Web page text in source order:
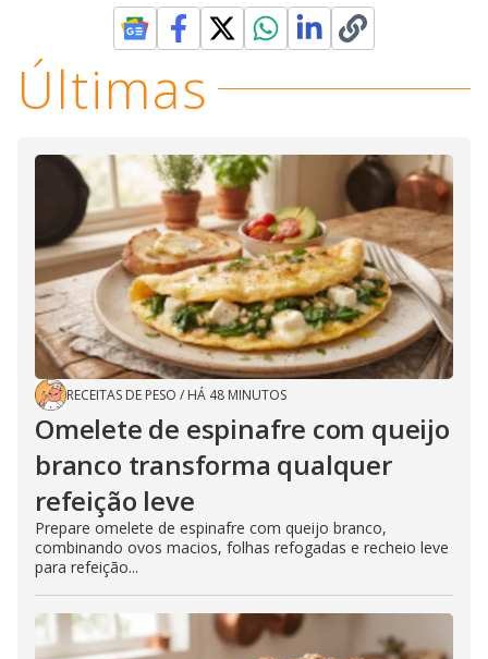
Últimas
RECEITAS DE PESO / HÁ 48 MINUTOS
Omelete de espinafre com queijo
branco transforma qualquer
refeição leve
Prepare omelete de espinafre com queijo branco,
combinando ovos macios, folhas refogadas e recheio leve
para refeição...